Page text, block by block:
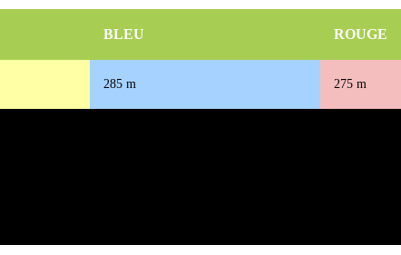
BLEU ROUGE
285 m 275 m